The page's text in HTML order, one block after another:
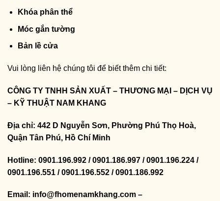
Khóa phân thể
Móc gắn tường
Bản lề cửa
Vui lòng liên hệ chúng tôi để biết thêm chi tiết:
CÔNG TY TNHH SẢN XUẤT – THƯƠNG MẠI – DỊCH VỤ
– KỸ THUẬT NAM KHANG
Địa chỉ: 442 D Nguyễn Sơn, Phường Phú Thọ Hoà,
Quận Tân Phú, Hồ Chí Minh
Hotline: 0901.196.992 / 0901.186.997 / 0901.196.224 /
0901.196.551 / 0901.196.552 / 0901.186.992
Email: info@fhomenamkhang.com –